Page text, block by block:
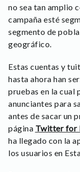
no sea tan amplio
campaña esté
segmento de
geográfico.
Estas cuentas y
hasta ahora han
pruebas en la cual
anunciantes para
antes de sacar un
página Twitter for
ha llegado con la
los usuarios en